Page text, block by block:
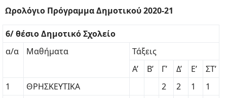
Ωρολόγιο Πρόγραμμα Δημοτικού 2020-21
6/ θέσιο Δημοτικό Σχολείο
α/α
Μαθήματα
Τάξεις
Α’
Β’ Γ’ Δ’ Ε’
ΣΤ’
1
ΘΡΗΣΚΕΥΤΙΚΑ 2 2 1
1